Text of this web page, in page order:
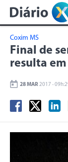
Coxim MS
Final de
resulta
28 MAR 2017 -